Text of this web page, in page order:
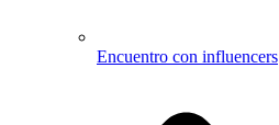
Encuentro con influencers